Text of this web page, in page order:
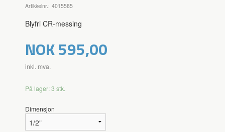
Artikkelnr.: 4015585
Blyfri CR-messing
Pris
NOK595,00
inkl. mva.
På lager: 3 stk.
Dimensjon